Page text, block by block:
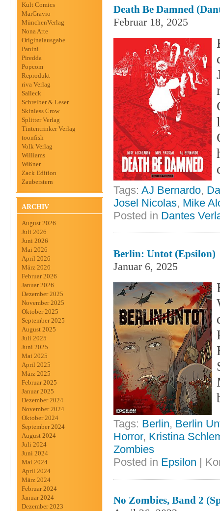
Kult Comics
MarGravio
MünchenVerlag
Nona Arte
Originalausgabe
Panini
Piredda
Popcom
Reprodukt
riva Verlag
Salleck
Schreiber & Leser
Skinless Crow
Splitter Verlag
Tintentrinker Verlag
toonfish
Volk Verlag
Williams
Wißner
Zack Edition
Zauberstern
ARCHIV
August 2026
Juli 2026
Juni 2026
Mai 2026
April 2026
März 2026
Februar 2026
Januar 2026
Dezember 2025
November 2025
Oktober 2025
September 2025
August 2025
Juli 2025
Juni 2025
Mai 2025
April 2025
März 2025
Februar 2025
Januar 2025
Dezember 2024
November 2024
Oktober 2024
September 2024
August 2024
Juli 2024
Juni 2024
Mai 2024
April 2024
März 2024
Februar 2024
Januar 2024
Dezember 2023
Death Be Damned
Februar 18, 2025
Tags: AJ Bernardo,
Josel Nicolas, Mike
Posted in Dantes
Berlin: Untot (Epsilon)
Januar 6, 2025
Tags: Berlin, Berlin
Horror, Kristina
Zombies
Posted in Epsilon |
No Zombies, Band 2